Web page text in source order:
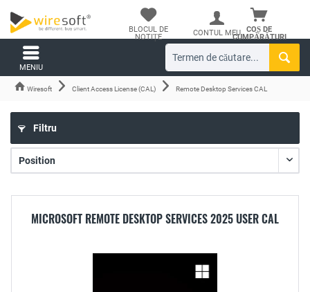
COȘ DE
CUMPĂRĂTURI
BLOCUL DE
NOTIȚE
CONTUL MEU
MENIU
Wiresoft Client Access License (CAL) Remote Desktop Services CAL
Filtru
MICROSOFT REMOTE DESKTOP SERVICES 2025 USER CAL